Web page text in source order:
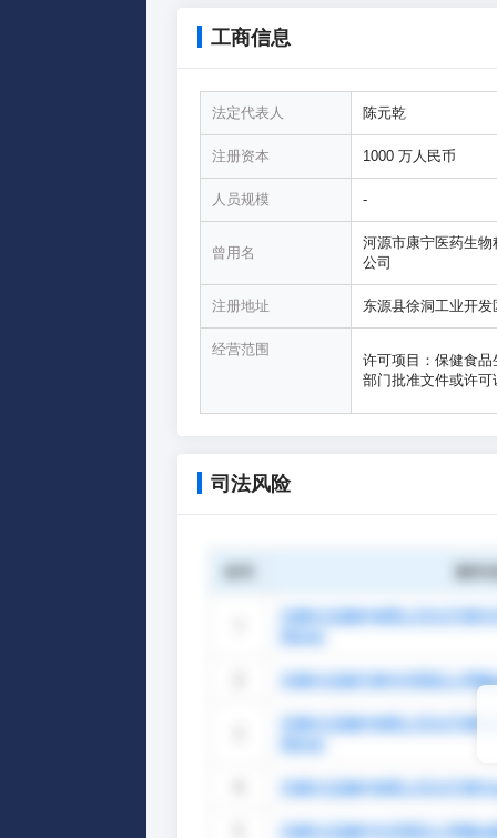
工商信息
法定代表人 陈元乾
注册资本 1000 万人民币
人员规模 -
曾用名
河源市康宁医药生物
公司
注册地址 东源县徐洞工业开发
经营范围
许可项目：保健食
部门批准文件或许
司法风险